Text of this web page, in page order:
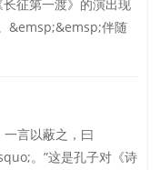
征第一渡》的演出现
&emsp;&emsp;伴随
，江西于都大型舞台
出热度居高不下。该
至今
言以蔽之，曰
。”这是孔子对《诗